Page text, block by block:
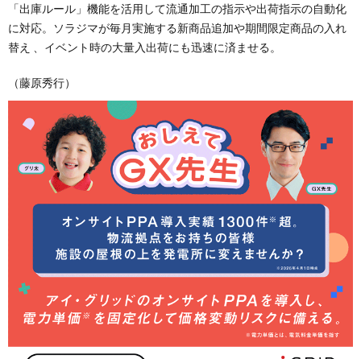
「出庫ルール」機能を活用して流通加工の指示や出荷指示の自動化
に対応。ソラジマが毎月実施する新商品追加や期間限定商品の入れ
替え 、イベント時の大量入出荷にも迅速に済ませる。
（藤原秀行）